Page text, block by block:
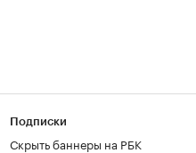
Подписки
Скрыть баннеры на РБК